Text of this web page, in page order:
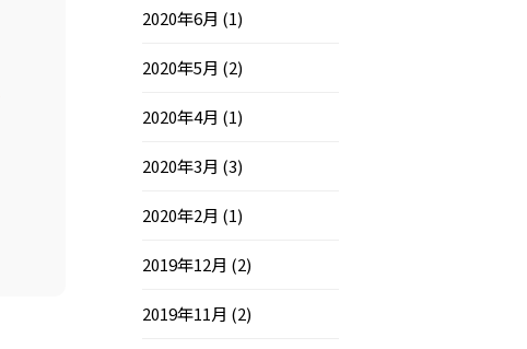
2020年6月 (1)
2020年5月 (2)
2020年4月 (1)
2020年3月 (3)
2020年2月 (1)
2019年12月 (2)
2019年11月 (2)